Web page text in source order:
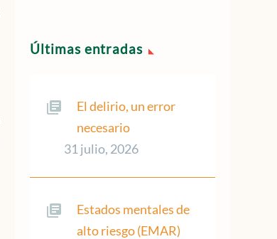
Últimas entradas
El delirio, un error
necesario
31 julio, 2026
Estados mentales de
alto riesgo (EMAR)